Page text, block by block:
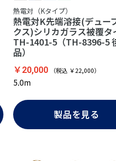
熱電対（Kタイプ）
熱電対K先端溶接(デュー
クス)シリカガラス被覆タ
TH-1401-5（TH-8396-5
品）
￥20,000 （税込 ￥22,000）
5.0m
製品を見る